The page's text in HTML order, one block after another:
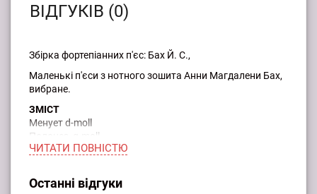
ВІДГУКІВ (0)
Збірка фортепіанних п'єс: Бах Й. С.,
Маленькі п'єси з нотного зошита Анни Магдалени Бах,
вибране.
ЗМІСТ
Менует d-moll
Полонез, g-moll
Менует c-moll
Полонез, g-moll
Менует G-dur
ЧИТАТИ ПОВНIСТЮ
Останні відгуки